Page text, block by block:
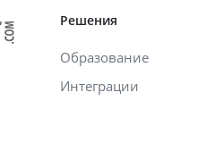
Решения
Образование
Интеграции